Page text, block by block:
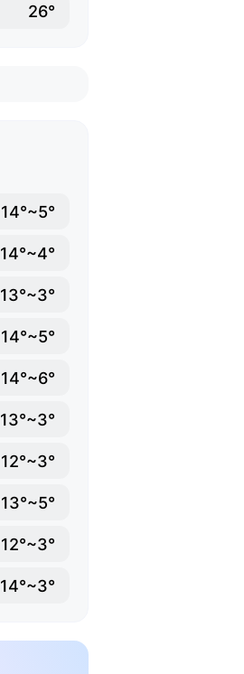
26°
14°~5°
14°~4°
13°~3°
14°~5°
14°~6°
13°~3°
12°~3°
13°~5°
12°~3°
14°~3°